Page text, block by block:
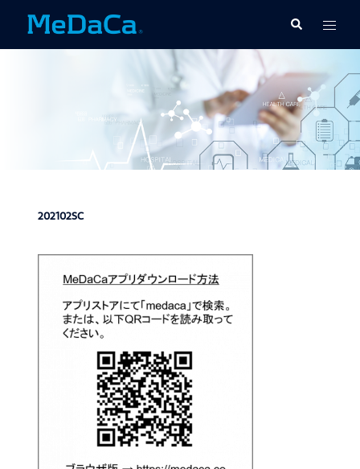
テ
検
索
ト
グ
メ
ニ
ュ
ー
202102SC